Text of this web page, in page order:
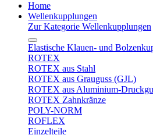
Home
Wellenkupplungen
Zur Kategorie Wellenkupplungen
Elastische Klauen- und
ROTEX
ROTEX aus Stahl
ROTEX aus Grauguss (GJL)
ROTEX aus Aluminium-
ROTEX Zahnkränze
POLY-NORM
ROFLEX
Einzelteile